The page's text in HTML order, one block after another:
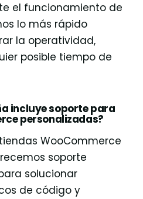
el funcionamiento de
lo más rápido
la operatividad,
posible tiempo de
incluye soporte para
personalizadas?
WooCommerce
soporte
solucionar
de código y